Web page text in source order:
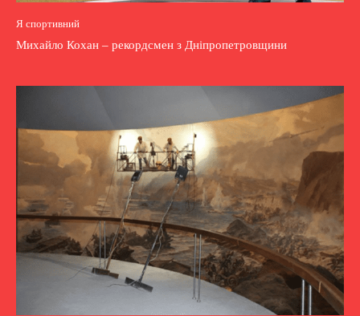
Я спортивний
Михайло Кохан – рекордсмен з Дніпропетровщини